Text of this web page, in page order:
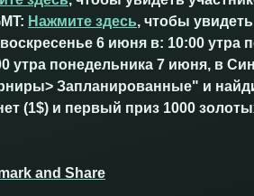
Нажмите здесь, чтобы
6 июня в: 10:00
утра понедельника 7 июня, в
Запланированные" и
(1$) и первый приз 1000